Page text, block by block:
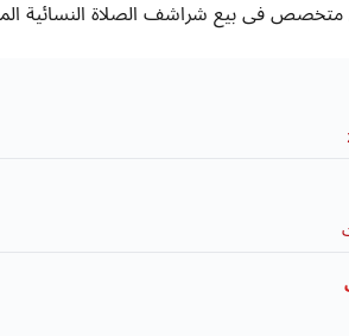
متخصص فى بيع شراشف الصلاة النسائية